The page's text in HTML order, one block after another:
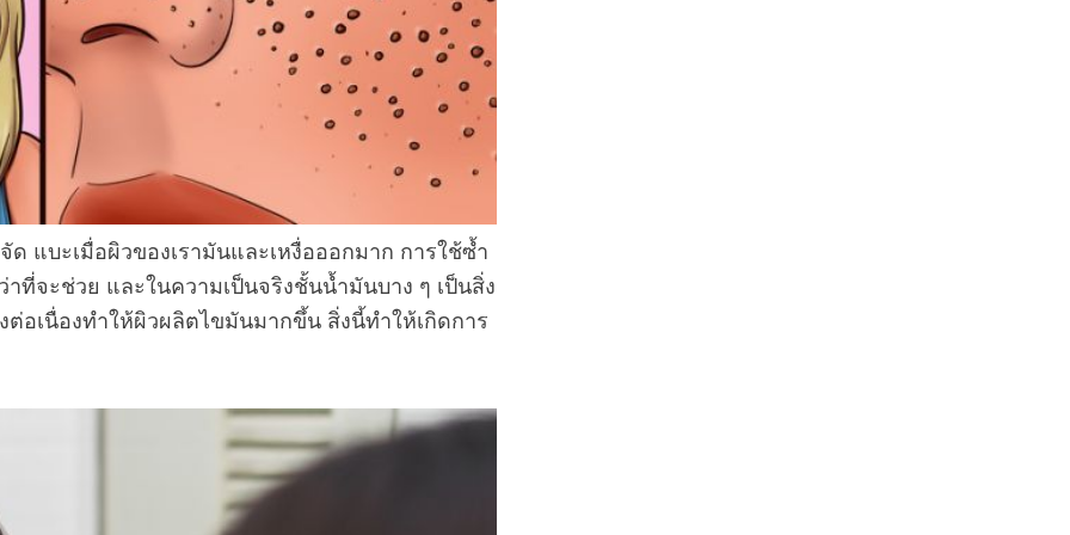
แบะเมื่อผิวของเรามันและเหงื่อออกมาก การใช้ซ้ำ
จะช่วย และในความเป็นจริงชั้นน้ำมันบาง ๆ เป็นสิ่ง
อเนื่องทำให้ผิวผลิตไขมันมากขึ้น สิ่งนี้ทำให้เกิดการ